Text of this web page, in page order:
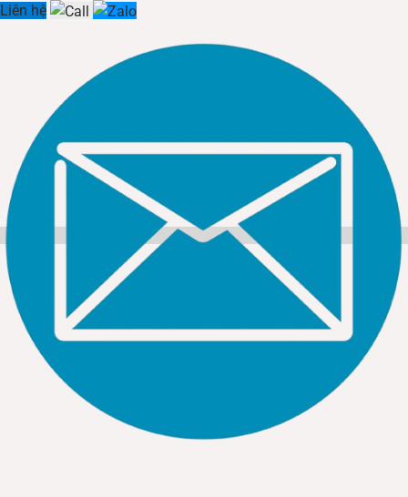
Liên hệ